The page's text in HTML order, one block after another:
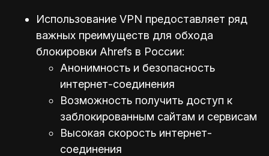
Использование VPN предоставляет ряд
важных преимуществ для обхода
блокировки Ahrefs в России:
Анонимность и безопасность
интернет-соединения
Возможность получить доступ к
заблокированным сайтам и сервисам
Высокая скорость интернет-
соединения